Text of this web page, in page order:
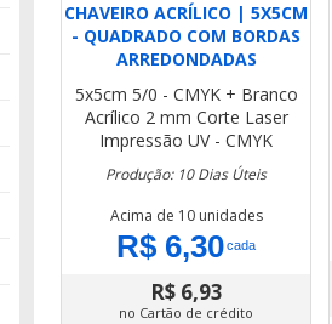
CHAVEIRO ACRÍLICO | 5X5CM
- QUADRADO COM BORDAS
ARREDONDADAS
5x5cm 5/0 - CMYK + Branco
Acrílico 2 mm Corte Laser
Impressão UV - CMYK
Produção: 10 Dias Úteis
Acima de 10 unidades
R$ 6,30cada
R$ 6,93
no Cartão de crédito